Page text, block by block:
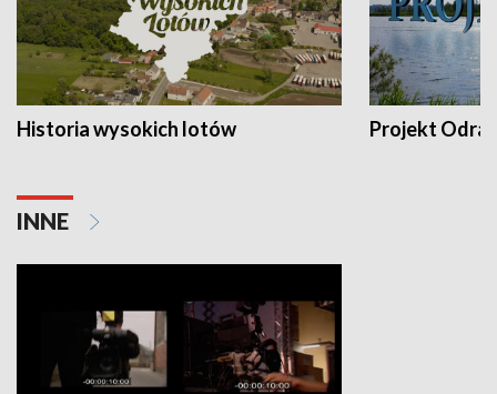
Historia wysokich lotów Projekt Odra
INNE